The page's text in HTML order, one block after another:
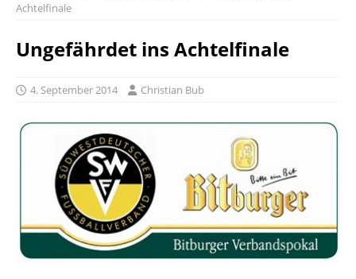
Achtelfinale
Ungefährdet ins Achtelfinale
4. September 2014 Christian Bub